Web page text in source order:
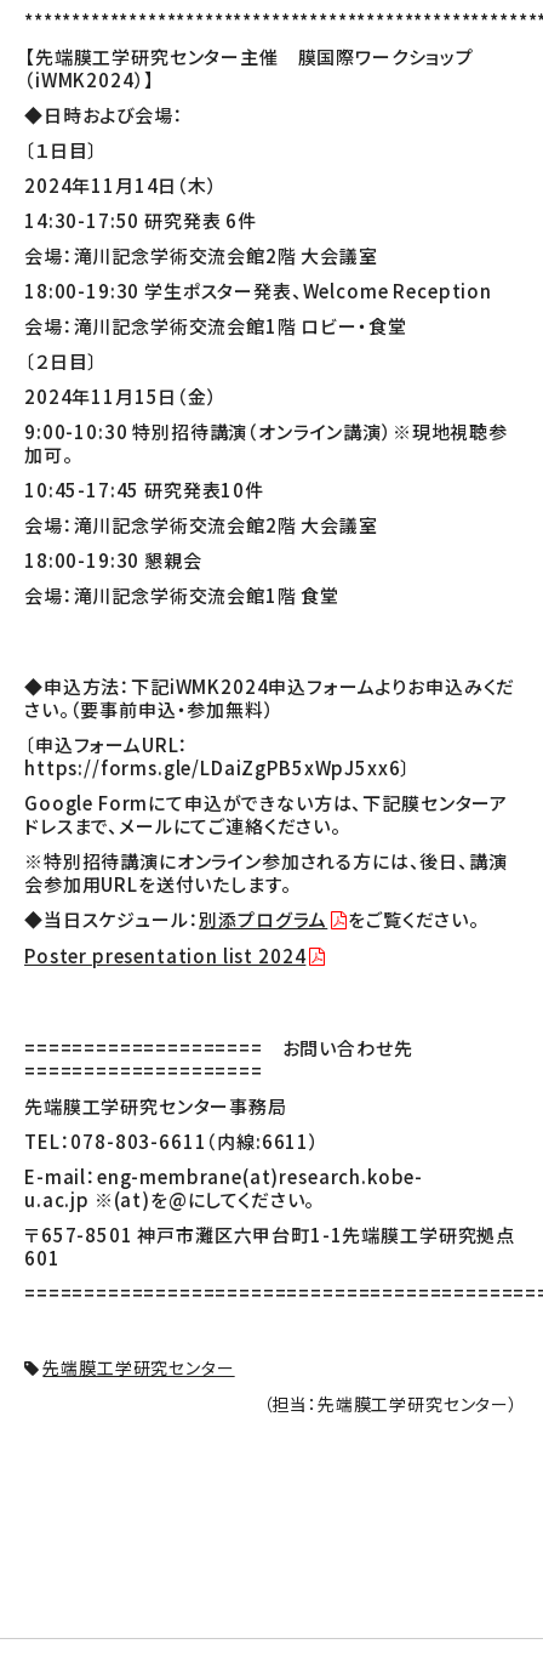
【先端膜工学研究センター主催 膜国際ワークショップ
（iWMK2024）】
◆日時および会場：
〔１日目〕
2024年11月14日（木）
14:30-17:50 研究発表 6件
会場：滝川記念学術交流会館2階 大会議室
18:00-19:30 学生ポスター発表、Welcome Reception
会場：滝川記念学術交流会館1階 ロビー・食堂
〔２日目〕
2024年11月15日（金）
9:00-10:30 特別招待講演（オンライン講演）※現地視聴参
加可。
10:45-17:45 研究発表10件
会場：滝川記念学術交流会館2階 大会議室
18:00-19:30 懇親会
会場：滝川記念学術交流会館1階 食堂
◆申込方法：下記iWMK2024申込フォームよりお申込みくだ
さい。（要事前申込・参加無料）
〔申込フォームURL：
https://forms.gle/LDaiZgPB5xWpJ5xx6〕
Google Formにて申込ができない方は、下記膜センターア
ドレスまで、メールにてご連絡ください。
※特別招待講演にオンライン参加される方には、後日、講演
会参加用URLを送付いたします。
◆当日スケジュール：別添プログラム
をご覧ください。
Poster presentation list 2024
==================== お問い合わせ先
====================
先端膜工学研究センター事務局
TEL：078-803-6611（内線:6611）
E-mail：eng-membrane(at)research.kobe-
u.ac.jp ※(at)を@にしてください。
〒657-8501 神戸市灘区六甲台町1-1先端膜工学研究拠点
601
先端膜工学研究センター
（担当：先端膜工学研究センター）